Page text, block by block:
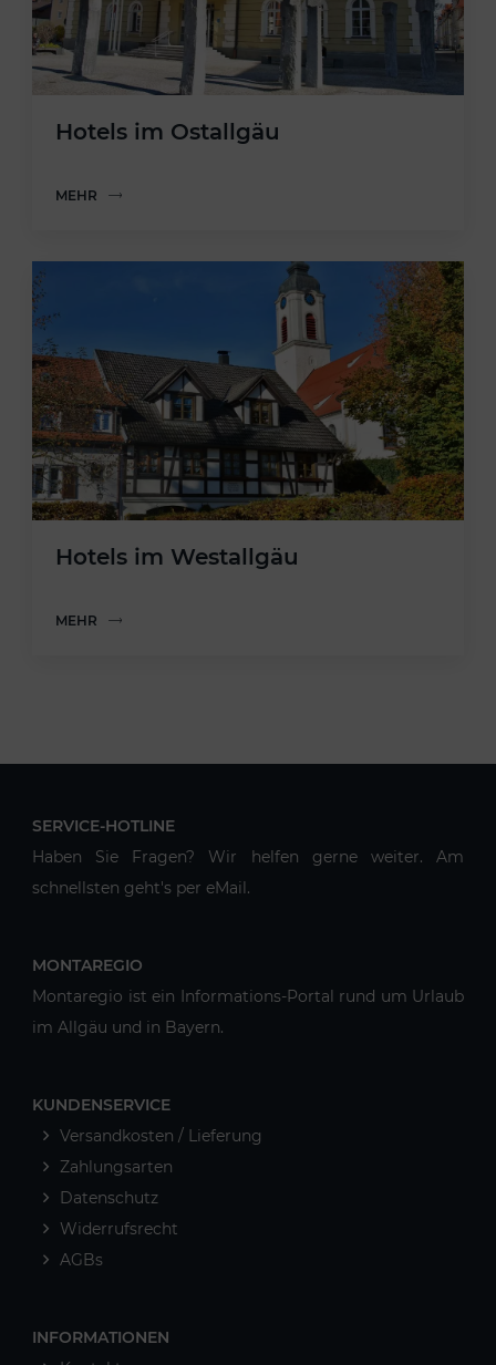
Hotels im Ostallgäu
MEHR
Hotels im Westallgäu
MEHR
SERVICE-HOTLINE
Haben Sie Fragen? Wir helfen gerne weiter. Am
schnellsten geht's per eMail.
MONTAREGIO
Montaregio ist ein Informations-Portal rund um Urlaub
im Allgäu und in Bayern.
KUNDENSERVICE
Versandkosten / Lieferung
Zahlungsarten
Datenschutz
Widerrufsrecht
AGBs
INFORMATIONEN